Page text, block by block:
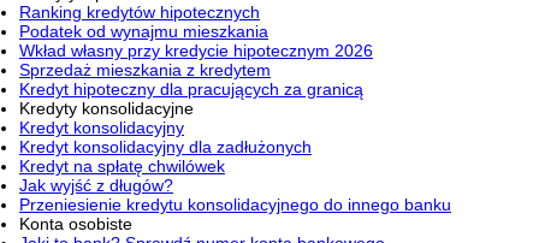
Ranking kredytów hipotecznych
Podatek od wynajmu mieszkania
Wkład własny przy kredycie hipotecznym 2026
Sprzedaż mieszkania z kredytem
Kredyt hipoteczny dla pracujących za granicą
Kredyty konsolidacyjne
Kredyt konsolidacyjny
Kredyt konsolidacyjny dla zadłużonych
Kredyt na spłatę chwilówek
Jak wyjść z długów?
Przeniesienie kredytu konsolidacyjnego do innego banku
Konta osobiste